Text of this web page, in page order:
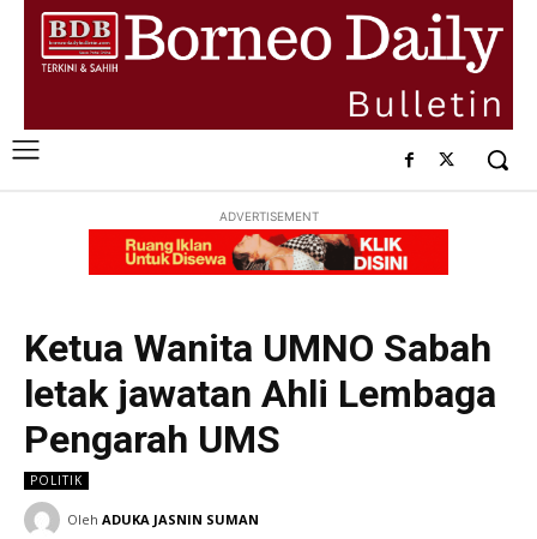
ADVERTISEMENT
Ketua Wanita UMNO Sabah
letak jawatan Ahli Lembaga
Pengarah UMS
POLITIK
Oleh ADUKA JASNIN SUMAN